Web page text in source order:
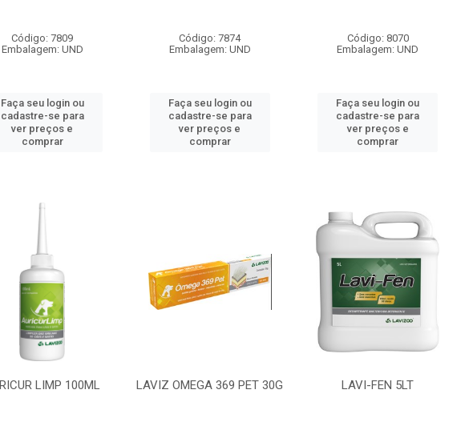
Código: 7809
Embalagem: UND
Faça seu login ou
cadastre-se para
ver preços e
comprar
Código: 7874
Embalagem: UND
Faça seu login ou
cadastre-se para
ver preços e
comprar
Código: 8070
Embalagem: UND
Faça seu login ou
cadastre-se para
ver preços e
comprar
LIMP 100ML LAVIZ OMEGA 369 PET 30G LAVI-FEN 5LT